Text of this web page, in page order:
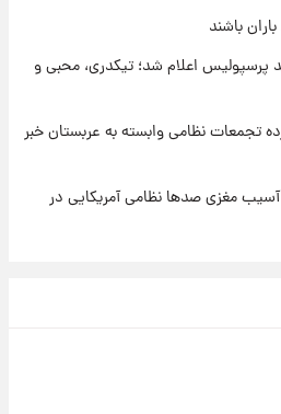
و طلا فردا
باشند
پرسپولیس اعلام شد؛ تیکدری، محبی و
تجمعات نظامی وابسته به عربستان خبر
مغزی صدها نظامی آمریکایی در